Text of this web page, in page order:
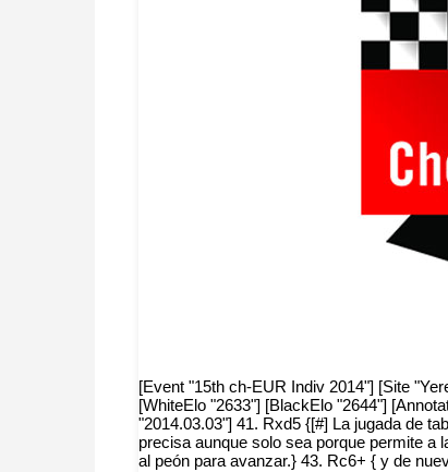
[Event "15th ch-EUR Indiv 2014"] [Site
[WhiteElo "2633"] [BlackElo "2644"]
"2014.03.03"] 41. Rxd5 {[#] La jugada de
precisa aunque solo sea porque permite a
al peón para avanzar.} 43. Rc6+ { y de